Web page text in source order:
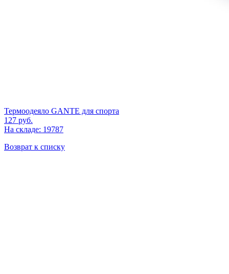
Термоодеяло GANTE для спорта
127 руб.
На складе: 19787
Возврат к списку